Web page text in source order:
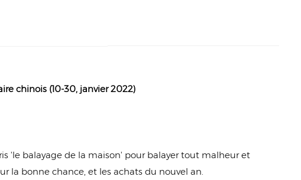
chinois (10-30, janvier 2022)
'le balayage de la maison' pour balayer tout malheur et
la bonne chance, et les achats du nouvel an.